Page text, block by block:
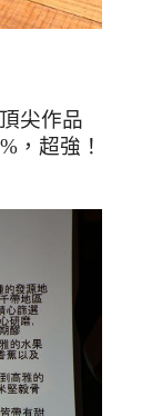
尖作品
，超強！